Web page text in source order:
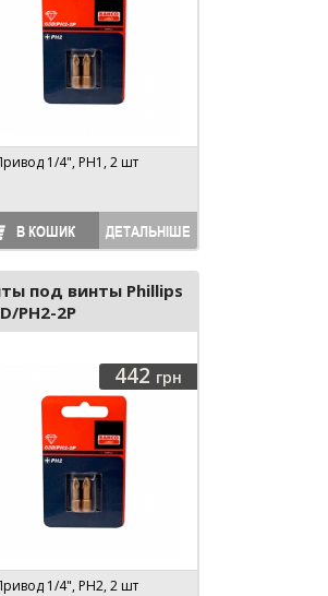
1/4", PH1, 2 шт
В КОШИК ДЕТАЛЬНІШЕ
под винты Phillips
PH2-2P
442 грн
1/4", PH2, 2 шт